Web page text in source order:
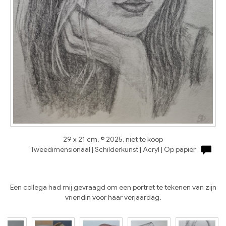
29 x 21 cm, © 2025, niet te koop
Tweedimensionaal | Schilderkunst | Acryl | Op papier
Een collega had mij gevraagd om een portret te tekenen van zijn
vriendin voor haar verjaardag.